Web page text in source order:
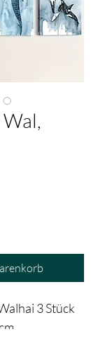
3 Stück